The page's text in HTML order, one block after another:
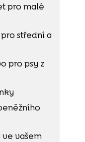
pro malé
střední a
pro psy z
vašem